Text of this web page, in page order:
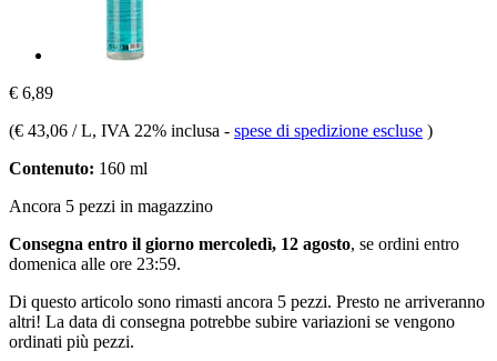
€ 6,89
(€ 43,06 / L, IVA 22% inclusa - spese di spedizione escluse )
Contenuto: 160 ml
Ancora 5 pezzi in magazzino
Consegna entro il giorno mercoledì, 12 agosto, se ordini entro
domenica alle ore 23:59.
Di questo articolo sono rimasti ancora 5 pezzi. Presto ne arriveranno
altri! La data di consegna potrebbe subire variazioni se vengono
ordinati più pezzi.